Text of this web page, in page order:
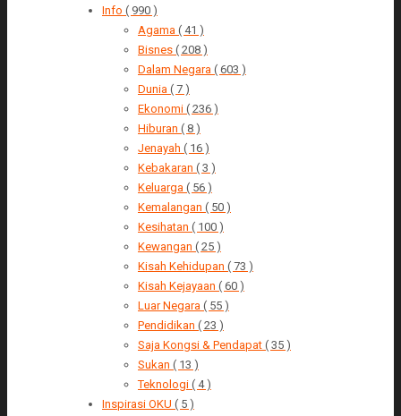
Info ( 990 )
Agama ( 41 )
Bisnes ( 208 )
Dalam Negara ( 603 )
Dunia ( 7 )
Ekonomi ( 236 )
Hiburan ( 8 )
Jenayah ( 16 )
Kebakaran ( 3 )
Keluarga ( 56 )
Kemalangan ( 50 )
Kesihatan ( 100 )
Kewangan ( 25 )
Kisah Kehidupan ( 73 )
Kisah Kejayaan ( 60 )
Luar Negara ( 55 )
Pendidikan ( 23 )
Saja Kongsi & Pendapat ( 35 )
Sukan ( 13 )
Teknologi ( 4 )
Inspirasi OKU ( 5 )